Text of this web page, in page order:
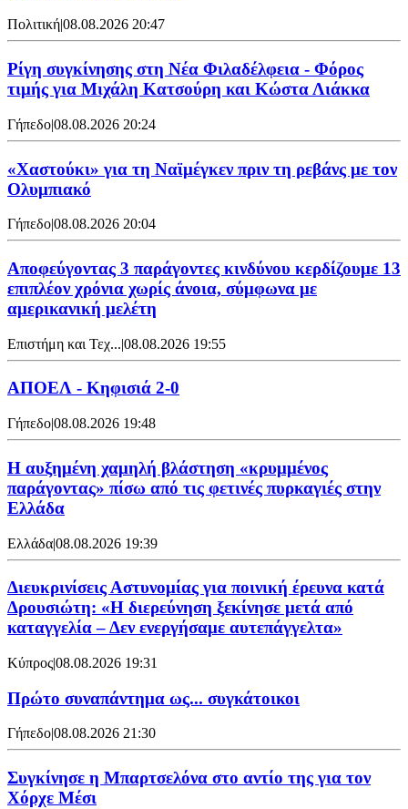
Πολιτική|08.08.2026 20:47
Ρίγη συγκίνησης στη Νέα Φιλαδέλφεια - Φόρος
τιμής για Μιχάλη Κατσούρη και Κώστα Λιάκκα
Γήπεδο|08.08.2026 20:24
«Χαστούκι» για τη Ναϊμέγκεν πριν τη ρεβάνς με τον
Ολυμπιακό
Γήπεδο|08.08.2026 20:04
Αποφεύγοντας 3 παράγοντες κινδύνου κερδίζουμε 13
επιπλέον χρόνια χωρίς άνοια, σύμφωνα με
αμερικανική μελέτη
Επιστήμη και Τεχ...|08.08.2026 19:55
ΑΠΟΕΛ - Κηφισιά 2-0
Γήπεδο|08.08.2026 19:48
Η αυξημένη χαμηλή βλάστηση «κρυμμένος
παράγοντας» πίσω από τις φετινές πυρκαγιές στην
Ελλάδα
Ελλάδα|08.08.2026 19:39
Διευκρινίσεις Αστυνομίας για ποινική έρευνα κατά
Δρουσιώτη: «Η διερεύνηση ξεκίνησε μετά από
καταγγελία – Δεν ενεργήσαμε αυτεπάγγελτα»
Κύπρος|08.08.2026 19:31
Πρώτο συναπάντημα ως... συγκάτοικοι
Γήπεδο|08.08.2026 21:30
Συγκίνησε η Μπαρτσελόνα στο αντίο της για τον
Χόρχε Μέσι